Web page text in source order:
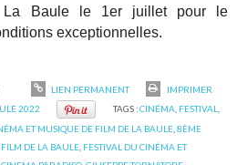
Baule le 1er juillet pour le
exceptionnelles.
LIEN PERMANENT
IMPRIMER
2022 TAGS :CINÉMA FESTIVAL
ET MUSIQUE DE FILM DE LA BAULE ,8ÈME
DE LA BAULE FESTIVAL DU CINÉMA ET